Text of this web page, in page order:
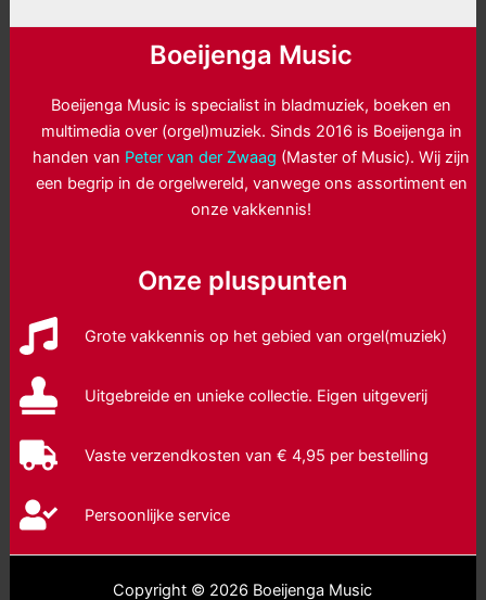
Boeijenga Music
Boeijenga Music is specialist in bladmuziek, boeken en
multimedia over (orgel)muziek. Sinds 2016 is Boeijenga in
handen van Peter van der Zwaag (Master of Music). Wij zijn
een begrip in de orgelwereld, vanwege ons assortiment en
onze vakkennis!
Onze pluspunten
Grote vakkennis op het gebied van orgel(muziek)
Uitgebreide en unieke collectie. Eigen uitgeverij
Vaste verzendkosten van € 4,95 per bestelling
Persoonlijke service
Copyright © 2026 Boeijenga Music